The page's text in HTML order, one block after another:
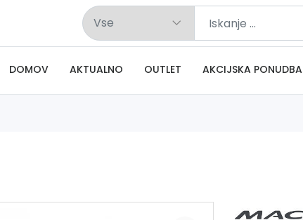
DOMOV AKTUALNO OUTLET AKCIJSKA PONUDBA